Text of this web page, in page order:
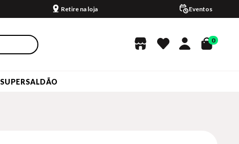
Retire na loja Eventos
0
SUPERSALDÃO